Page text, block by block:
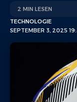
SEPTEMBER 3, 2025
TECHNOLOGIE
2 MIN LESEN